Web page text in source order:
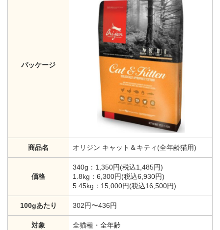
パッケージ
商品名 オリジン キャット＆キティ(全年齢猫用)
価格
340g：1,350円(税込1,485円)
1.8kg：6,300円(税込6,930円)
5.45kg：15,000円(税込16,500円)
100gあたり 302円〜436円
対象 全猫種・全年齢